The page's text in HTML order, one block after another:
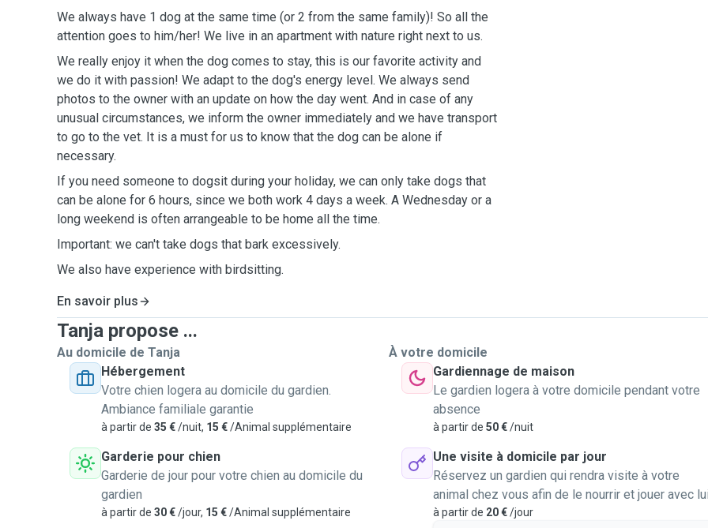
We always have 1 dog at the same time (or 2 from the same family)! So all the
attention goes to him/her! We live in an apartment with nature right next to us.
We really enjoy it when the dog comes to stay, this is our favorite activity and
we do it with passion! We adapt to the dog's energy level. We always send
photos to the owner with an update on how the day went. And in case of any
unusual circumstances, we inform the owner immediately and we have transport
to go to the vet. It is a must for us to know that the dog can be alone if
necessary.
If you need someone to dogsit during your holiday, we can only take dogs that
can be alone for 6 hours, since we both work 4 days a week. A Wednesday or a
long weekend is often arrangeable to be home all the time.
Important: we can't take dogs that bark excessively.
We also have experience with birdsitting.
En savoir plus
Tanja propose ...
Au domicile de Tanja
Hébergement
Votre chien logera au domicile du gardien.
Ambiance familiale garantie
à partir de 35 €/nuit, 15 €/Animal supplémentaire
Garderie pour chien
Garderie de jour pour votre chien au domicile du
gardien
à partir de 30 €/jour, 15 €/Animal supplémentaire
À votre domicile
Gardiennage de maison
Le gardien logera à votre domicile pendant votre
absence
à partir de 50 €/nuit
Une visite à domicile par jour
Réservez un gardien qui rendra visite à votre
animal chez vous afin de le nourrir et jouer avec
à partir de 20 €/jour